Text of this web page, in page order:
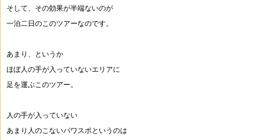
そして、その効果が半端ないのが
一泊二日のこのツアーなのです。
あまり、というか
ほぼ人の手が入っていないエリアに
足を運ぶこのツアー。
人の手が入っていない
あまり人のこないパワスポというのは